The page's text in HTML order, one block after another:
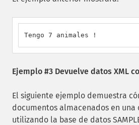
Tengo 7 animales !
Ejemplo #3 Devuelve datos XML
El siguiente ejemplo demuestra
documentos almacenados en una
utilizando la base de datos